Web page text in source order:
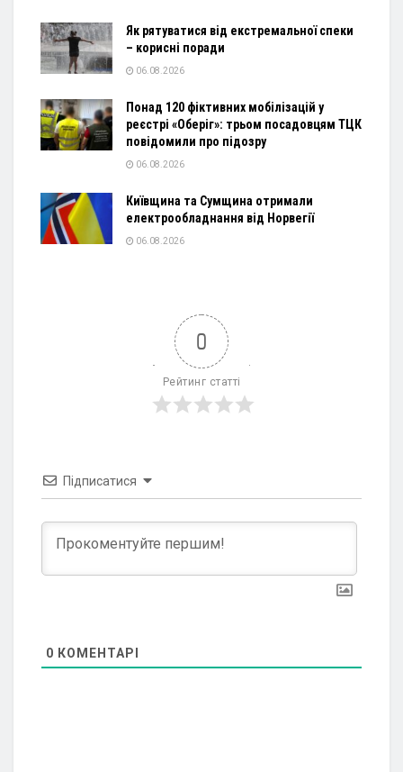
Як рятуватися від екстремальної спеки
– корисні поради
06.08.2026
Понад 120 фіктивних мобілізацій у
реєстрі «Оберіг»: трьом посадовцям ТЦК
повідомили про підозру
06.08.2026
Київщина та Сумщина отримали
електрообладнання від Норвегії
06.08.2026
0
Рейтинг статті
Підписатися
0 КОМЕНТАРІ